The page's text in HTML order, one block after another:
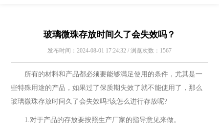
玻璃微珠存放时间久了会失效吗？
发布时间：2024-08-01 17:24:32 / 浏览次数：1567
所有的材料和产品都必须要能够满足使用的条件，尤其是一
些特殊用途的产品，如果过了保质期失效了就不能使用了，那么
玻璃微珠存放时间久了会失效吗?该怎么进行存放呢?
1.对于产品的存放要按照生产厂家的指导意见来做。